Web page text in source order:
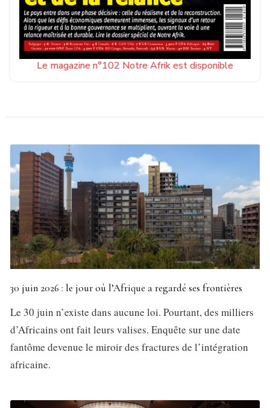
Le magazine n°102 Notre Afrik est disponible
30 juin 2026 : le jour où l’Afrique a regardé ses frontières
Le 30 juin n’existe dans aucune loi. Pourtant, des milliers
d’Africains ont fait leurs valises. Enquête sur une date
fantôme devenue le miroir des fractures de l’intégration
africaine.